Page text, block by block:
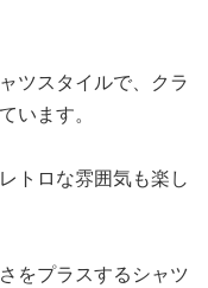
ツスタイルで、クラ
います。
トロな雰囲気も楽し
をプラスするシャツ